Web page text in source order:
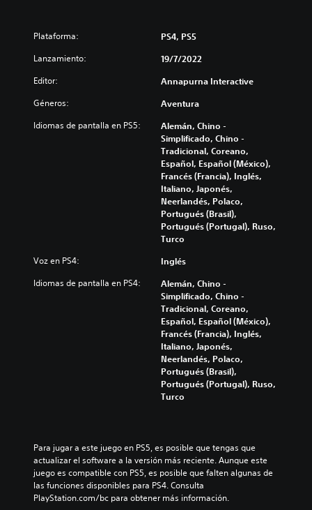
Plataforma: PS4, PS5
Lanzamiento: 19/7/2022
Editor: Annapurna Interactive
Géneros: Aventura
Idiomas de pantalla en PS5:
Alemán, Chino -
Simplificado, Chino -
Tradicional, Coreano,
Español, Español (México),
Francés (Francia), Inglés,
Italiano, Japonés,
Neerlandés, Polaco,
Portugués (Brasil),
Portugués (Portugal), Ruso,
Turco
Voz en PS4: Inglés
Idiomas de pantalla en PS4:
Alemán, Chino -
Simplificado, Chino -
Tradicional, Coreano,
Español, Español (México),
Francés (Francia), Inglés,
Italiano, Japonés,
Neerlandés, Polaco,
Portugués (Brasil),
Portugués (Portugal), Ruso,
Turco
Para jugar a este juego en PS5, es posible que tengas que
actualizar el software a la versión más reciente. Aunque este
juego es compatible con PS5, es posible que falten algunas de
las funciones disponibles para PS4. Consulta
PlayStation.com/bc para obtener más información.